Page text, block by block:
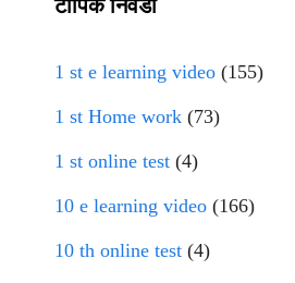
टॉपिक निवडा
1 st e learning video (155)
1 st Home work (73)
1 st online test (4)
10 e learning video (166)
10 th online test (4)